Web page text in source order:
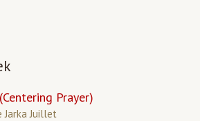
Prayer)
Jarka Juillet